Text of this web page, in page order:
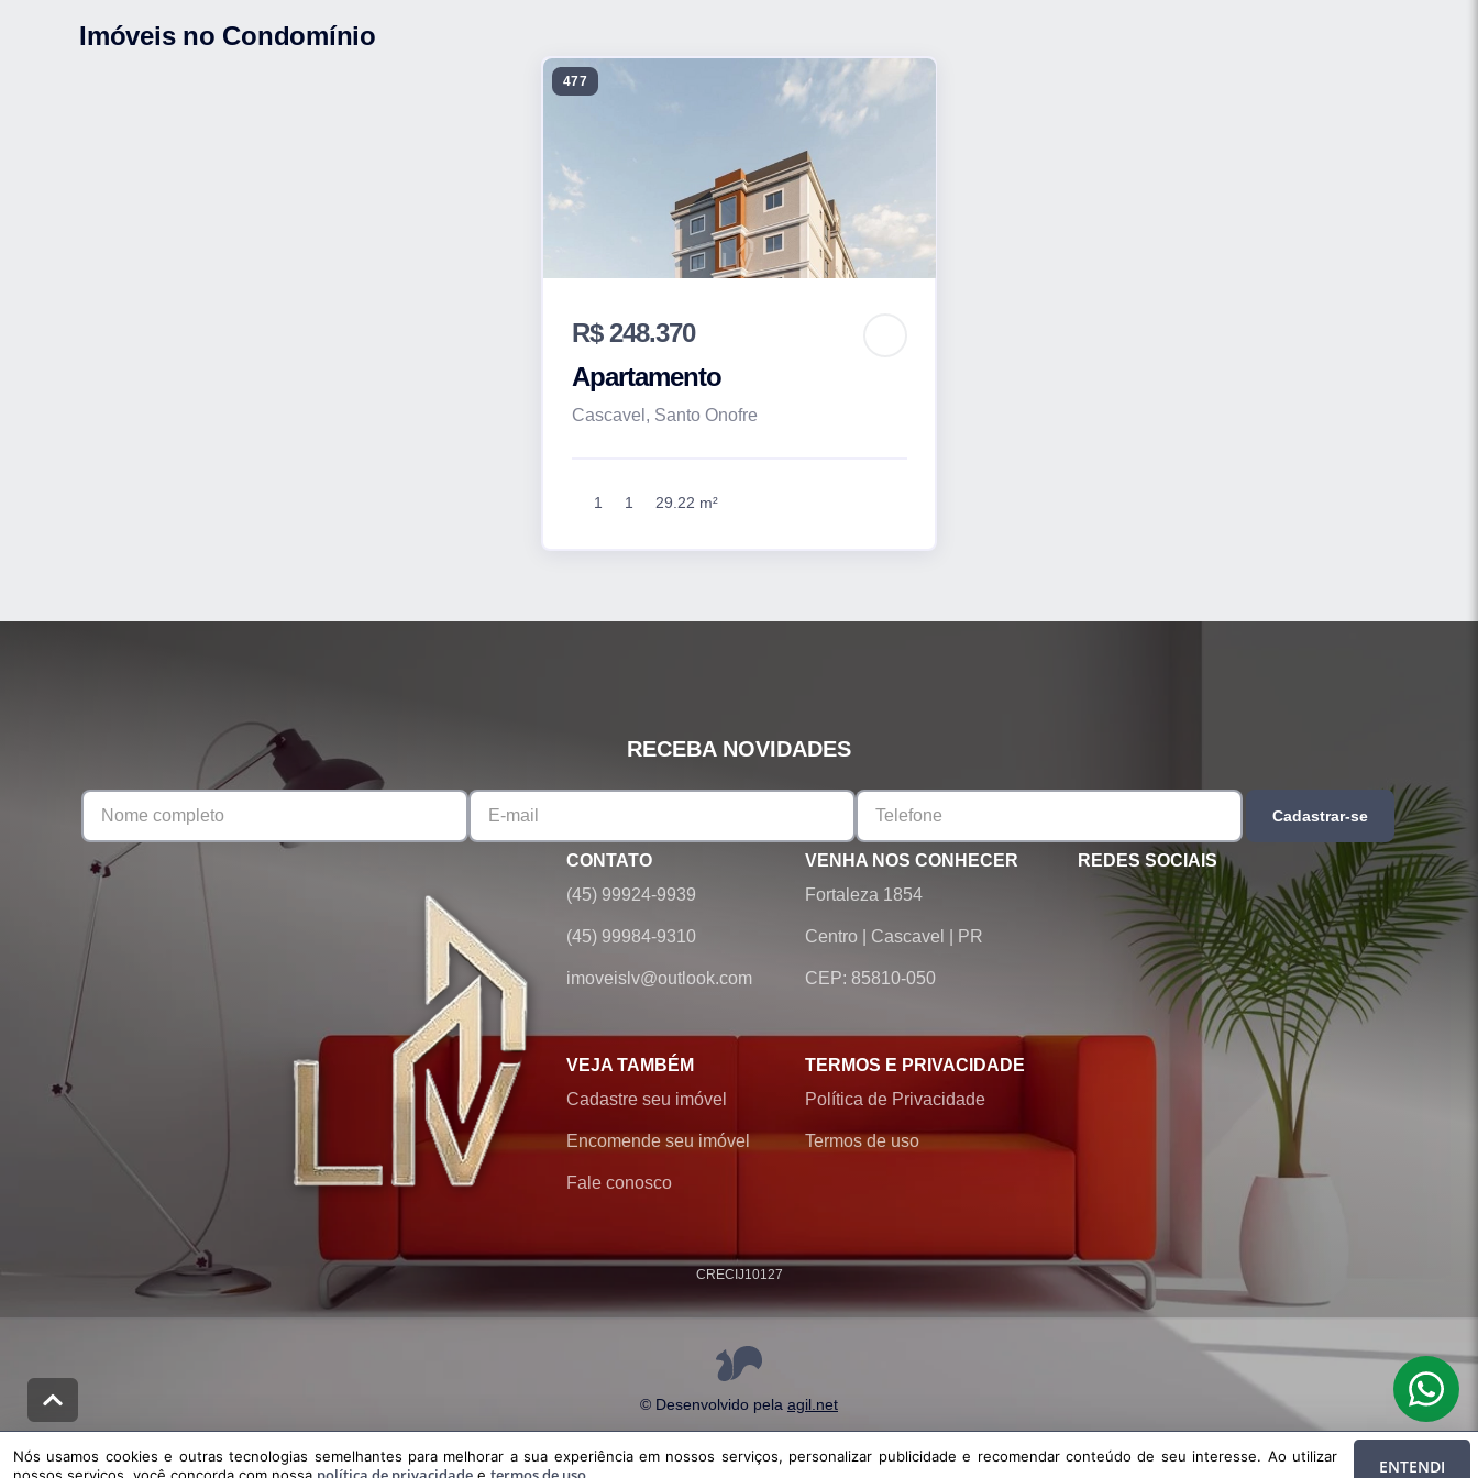
Imóveis no Condomínio
477
R$ 248.370
Apartamento
Cascavel, Santo Onofre
1 1 29.22 m²
RECEBA NOVIDADES
Cadastrar-se
CONTATO
(45) 99924-9939
(45) 99984-9310
imoveislv@outlook.com
VENHA NOS CONHECER
Fortaleza 1854
Centro Cascavel PR
CEP: 85810-050
REDES SOCIAIS
VEJA TAMBÉM
Cadastre seu imóvel
Encomende seu imóvel
Fale conosco
TERMOS E PRIVACIDADE
Política de Privacidade
Termos de uso
CRECI J10127
© Desenvolvido pela agil.net
Nós usamos cookies e outras tecnologias semelhantes para melhorar a sua experiência em nossos serviços, personalizar publicidade e recomendar conteúdo de seu interesse. Ao utilizar nossos serviços, você concorda com nossa
política de privacidadeetermos de uso
Nós usamos cookies e outras tecnologias semelhantes para melhorar a sua experiência em nossos serviços, personalizar publicidade e recomendar conteúdo de seu interesse. Ao utilizar
ENTENDI